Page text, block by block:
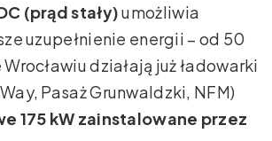
(prąd stały)umożliwia
uzupełnienie energii – od 50
działają już ładowarki
Pasaż Grunwaldzki, NFM)
175 kW zainstalowane przez